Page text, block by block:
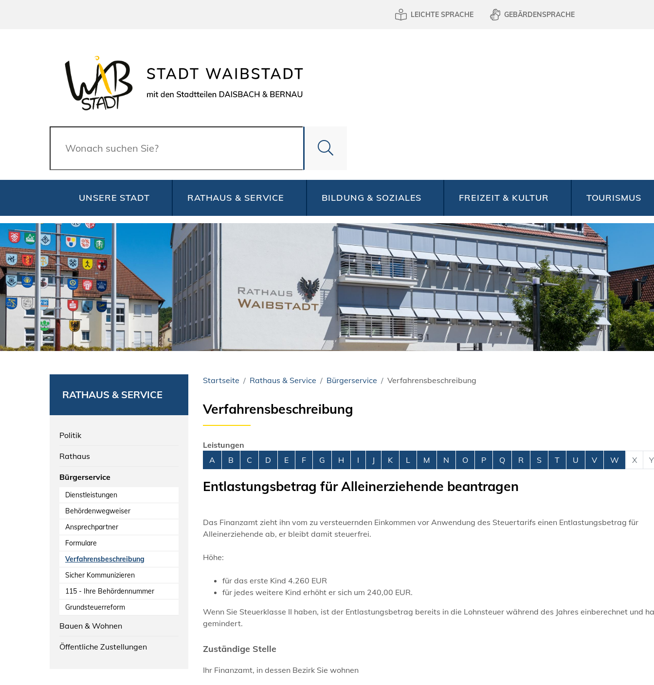
LEICHTE SPRACHE GEBÄRDENSPRACHE
Suche
UNSERE STADT RATHAUS & SERVICE BILDUNG & SOZIALES FREIZEIT & KULTUR TOURISMUS
RATHAUS & SERVICE
Politik
Rathaus
Bürgerservice
Dienstleistungen
Behördenwegweiser
Ansprechpartner
Formulare
Verfahrensbeschreibung
Sicher Kommunizieren
115 - Ihre Behördennummer
Grundsteuerreform
Bauen & Wohnen
Öffentliche Zustellungen
Startseite Rathaus & Service Bürgerservice Verfahrensbeschreibung
Verfahrensbeschreibung
Leistungen
Alphabetisches Register überspringen
A B C D E F G H I J K L M N O P Q R S T U V W X Y
Entlastungsbetrag für Alleinerziehende beantragen
Das Finanzamt zieht ihn vom zu versteuernden Einkommen vor Anwendung des Steuertarifs einen Entlastungsbetrag für
Alleinerziehende ab, er bleibt damit steuerfrei.
Höhe:
für das erste Kind 4.260 EUR
für jedes weitere Kind erhöht er sich um 240,00 EUR.
Wenn Sie Steuerklasse II haben, ist der Entlastungsbetrag bereits in die Lohnsteuer während des Jahres einberechnet und
gemindert.
Zuständige Stelle
Ihr Finanzamt, in dessen Bezirk Sie wohnen